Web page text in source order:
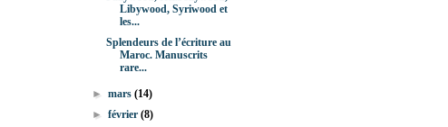
Libywood, Syriwood et
les...
Splendeurs de l’écriture au
Maroc. Manuscrits
rare...
►mars(14)
►février(8)